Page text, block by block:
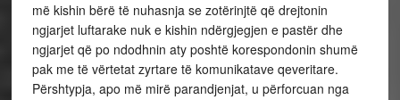
më kishin bërë të nuhasnja se zotërinjtë që drejtonin
ngjarjet luftarake nuk e kishin ndërgjegjen e pastër dhe
ngjarjet që po ndodhnin aty poshtë korespondonin shumë
pak me të vërtetat zyrtare të komunikatave qeveritare.
Përshtypja, apo më mirë parandjenjat, u përforcuan nga